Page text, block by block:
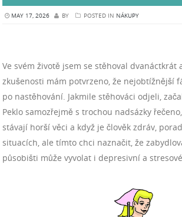
MAY 17, 2026 BY POSTED IN NÁKUPY
Ve svém životě jsem se stěhoval dvanáctkrát
zkušenosti mám potvrzeno, že nejobtížnější
po nastěhování. Jakmile stěhováci odjeli,
Peklo samozřejmě s trochou nadsázky
stávají horší věci a když je člověk zdráv,
situacích, ale tímto chci naznačit, že
působišti může vyvolat i depresivní a